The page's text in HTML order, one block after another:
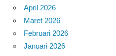
April 2026
Maret 2026
Februari 2026
Januari 2026